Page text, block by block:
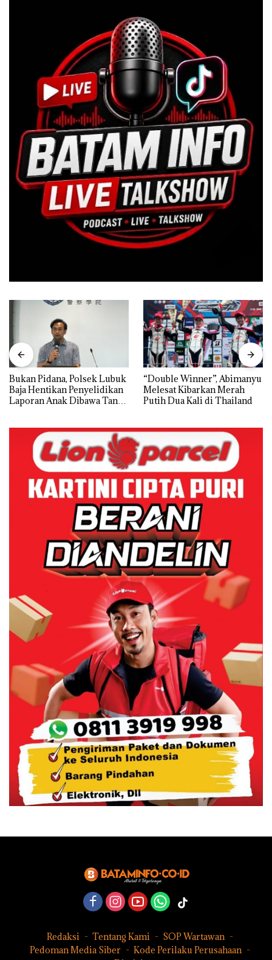
Bukan Pidana, Polsek Lubuk
Baja Hentikan Penyelidikan
Laporan Anak Dibawa Tanpa
“Double Winner”, Abimanyu
Melesat Kibarkan Merah
Putih Dua Kali di Thailand
Redaksi Tentang Kami
SOP Wartawan
Pedoman Media Siber
Kode Perilaku Perusahaan